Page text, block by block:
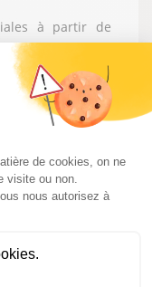
de cookies, on ne
visite ou non.
nous autorisez à
à partir de
artistiques liées
d’un
du
liés à la